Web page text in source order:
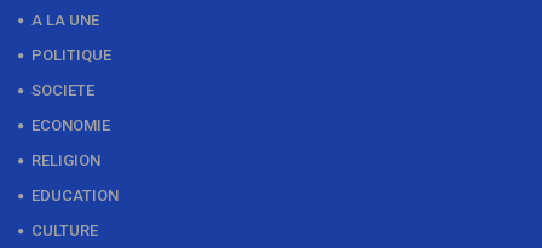
A LA UNE
POLITIQUE
SOCIETE
ECONOMIE
RELIGION
EDUCATION
CULTURE